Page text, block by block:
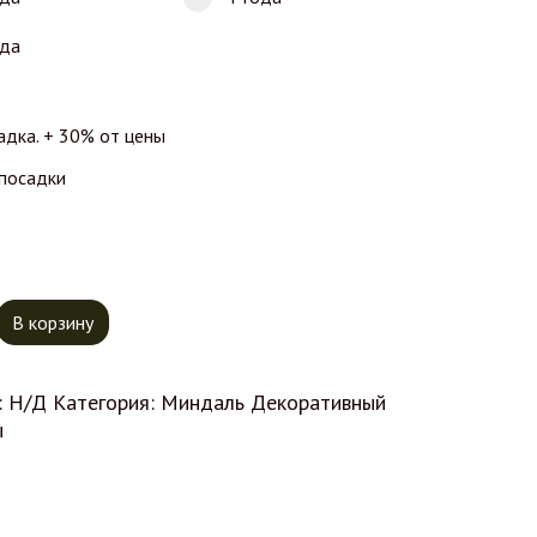
+ 30% от цены
товара Миндаль Руслана
В корзину
Н/Д Категория: Миндаль Декоративный